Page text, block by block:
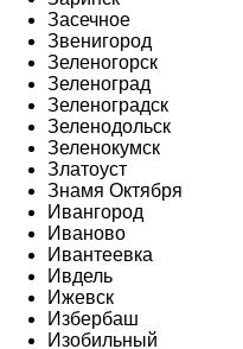
Засечное
Звенигород
Зеленогорск
Зеленоград
Зеленоградск
Зеленодольск
Зеленокумск
Златоуст
Знамя Октября
Ивангород
Иваново
Ивантеевка
Ивдель
Ижевск
Избербаш
Изобильный